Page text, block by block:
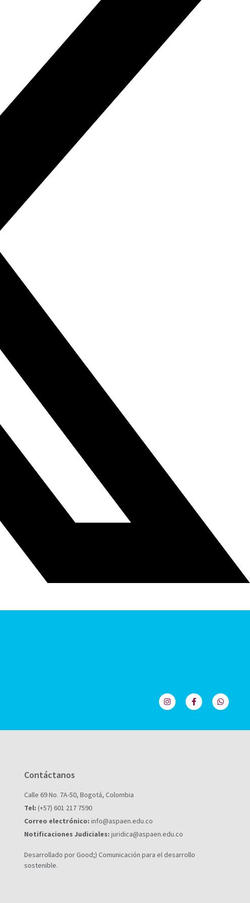
Contáctanos
Calle 69 No. 7A-50, Bogotá, Colombia
Tel: (+57) 601 217 7590
Correo electrónico: info@aspaen.edu.co
Notificaciones Judiciales: juridica@aspaen.edu.co
Desarrollado por Good;) Comunicación para el desarrollo
sostenible.